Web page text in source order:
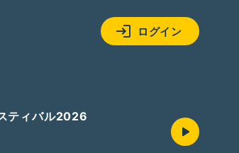
ログイン
ティバル2026